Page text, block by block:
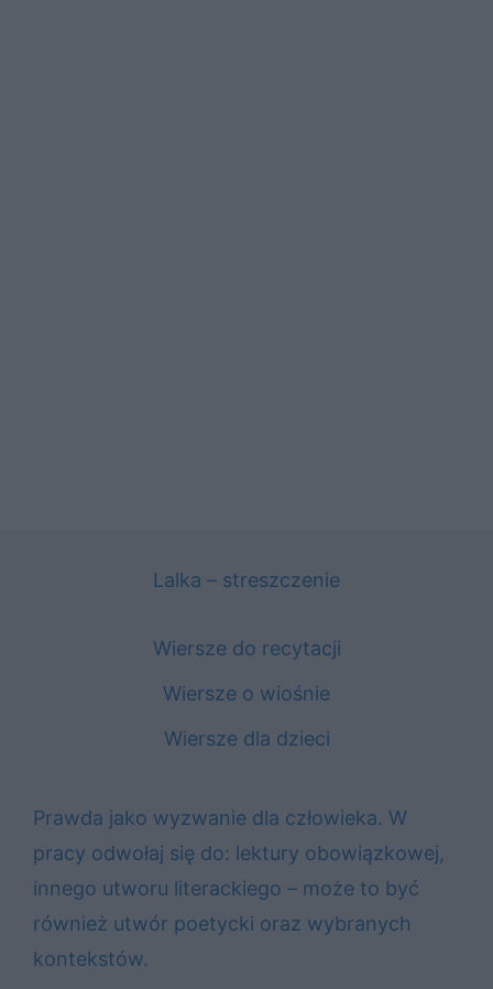
Lalka – streszczenie
Wiersze do recytacji
Wiersze o wiośnie
Wiersze dla dzieci
Prawda jako wyzwanie dla człowieka. W
pracy odwołaj się do: lektury obowiązkowej,
innego utworu literackiego – może to być
również utwór poetycki oraz wybranych
kontekstów.